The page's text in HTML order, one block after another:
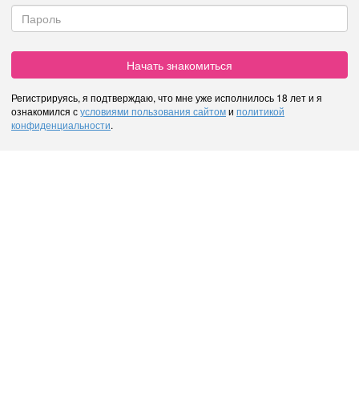
Начать знакомиться
Регистрируясь, я подтверждаю, что мне уже исполнилось 18 лет и я
ознакомился сусловиями пользования сайтоми политикой
конфиденциальности.